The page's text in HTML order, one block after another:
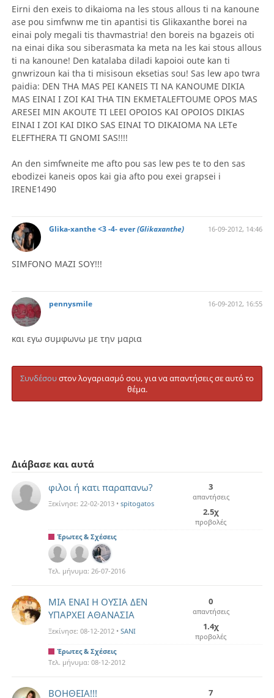
Eirni den exeis to dikaioma na les stous allous ti na kanoune
ase pou simfwnw me tin apantisi tis Glikaxanthe borei na
einai poly megali tis thavmastria! den boreis na bgazeis oti
na einai dika sou siberasmata ka meta na les kai stous allous
ti na kanoune! Den katalaba diladi kapoioi oute kan ti
gnwrizoun kai tha ti misisoun eksetias sou! Sas lew apo twra
paidia: DEN THA MAS PEI KANEIS TI NA KANOUME DIKIA
MAS EINAI I ZOI KAI THA TIN EKMETALEFTOUME OPOS MAS
ARESEI MIN AKOUTE TI LEEI OPOIOS KAI OPOIOS DIKIAS
EINAI I ZOI KAI DIKO SAS EINAI TO DIKAIOMA NA LETe
ELEFTHERA TI GNOMI SAS!!!!
An den simfwneite me afto pou sas lew pes te to den sas
ebodizei kaneis opos kai gia afto pou exei grapsei i
IRENE1490
Glika-xanthe <3 -4- ever(Glikaxanthe) 16-09-2012, 14:46
SIMFONO MAZI SOY!!!
pennysmile 16-09-2012, 16:55
και εγω συμφωνω με την μαρια
Συνδέσουστον λογαριασμό σου, για να απαντήσεις σε αυτό το
θέμα.
Διάβασε και αυτά
φιλοι ή κατι παραπανω?
Ξεκίνησε: 22-02-2013 • spitogatos
3
απαντήσεις
2.5χ
προβολές
Έρωτες & Σχέσεις
Τελ. μήνυμα: 26-07-2016
MΙΑ ΕΝΑΙ Η ΟΥΣΙΑ ΔΕΝ
ΥΠΑΡΧΕΙ ΑΘΑΝΑΣΙΑ
Ξεκίνησε: 08-12-2012 • SANI
0
απαντήσεις
1.4χ
προβολές
Έρωτες & Σχέσεις
Τελ. μήνυμα: 08-12-2012
ΒΟΗΘΕΙΑ!!! 7